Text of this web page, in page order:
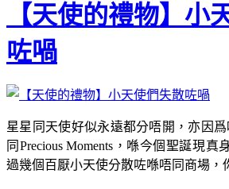
【天使的禮物】小
咗喎
星星同天使好似永遠都分唔開，亦因爲
同Precious Moments，喺今個聖誕現
過幾個百厭小天使分散咗喺唔同商場，